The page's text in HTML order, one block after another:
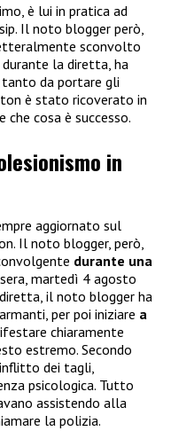
è lui in pratica ad
Il noto blogger però,
sconvolto
la diretta, ha
da portare gli
è stato ricoverato in
cosa è successo.
in
aggiornato sul
Il noto blogger, però,
durante una
sera, martedì 4 agosto
il noto blogger ha
per poi iniziare a
chiaramente
estremo. Secondo
dei tagli,
psicologica. Tutto
assistendo alla
la polizia.